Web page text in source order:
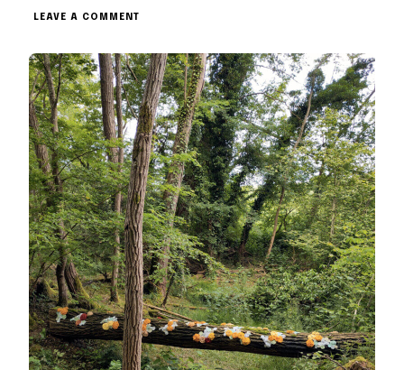
LEAVE A COMMENT
ET
SON
OEUVRE
À
LA
PORTE
DE
SENS